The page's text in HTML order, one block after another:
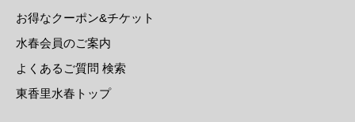
お得なクーポン&チケット
水春会員のご案内
よくあるご質問 検索
東香里水春トップ